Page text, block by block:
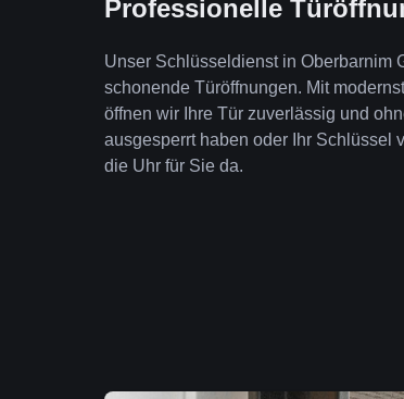
Professionelle
Unser Schlüsseldienst in Oberbarnim
schonende Türöffnungen. Mit
öffnen wir Ihre Tür zuverlässig und
ausgesperrt haben oder Ihr Schlüssel
die Uhr für Sie da.